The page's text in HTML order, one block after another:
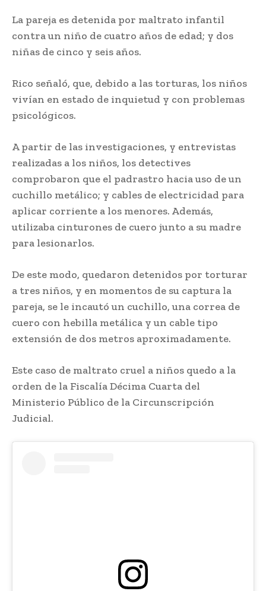
La pareja es detenida por maltrato infantil
contra un niño de cuatro años de edad; y dos
niñas de cinco y seis años.
Rico señaló, que, debido a las torturas, los niños
vivían en estado de inquietud y con problemas
psicológicos.
A partir de las investigaciones, y entrevistas
realizadas a los niños, los detectives
comprobaron que el padrastro hacia uso de un
cuchillo metálico; y cables de electricidad para
aplicar corriente a los menores. Además,
utilizaba cinturones de cuero junto a su madre
para lesionarlos.
De este modo, quedaron detenidos por torturar
a tres niños, y en momentos de su captura la
pareja, se le incautó un cuchillo, una correa de
cuero con hebilla metálica y un cable tipo
extensión de dos metros aproximadamente.
Este caso de maltrato cruel a niños quedo a la
orden de la Fiscalía Décima Cuarta del
Ministerio Público de la Circunscripción
Judicial.